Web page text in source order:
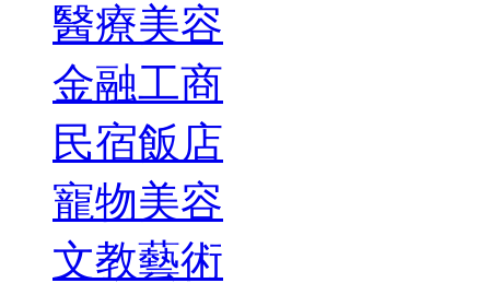
醫療美容
金融工商
民宿飯店
寵物美容
文教藝術